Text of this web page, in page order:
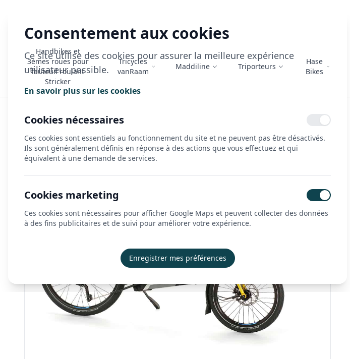
Handbikes et
3èmes roues pour
fauteuil roulant
Stricker
Tricycles
vanRaam
Maddiline Triporteurs
Hase
Bikes
Consentement aux cookies
Ce site utilise des cookies pour assurer la meilleure expérience
utilisateur possible.
En savoir plus sur les cookies
Cookies nécessaires
Ces cookies sont essentiels au fonctionnement du site et ne peuvent pas être désactivés.
Ils sont généralement définis en réponse à des actions que vous effectuez et qui
équivalent à une demande de services.
Cookies marketing
Ces cookies sont nécessaires pour afficher Google Maps et peuvent collecter des données
à des fins publicitaires et de suivi pour améliorer votre expérience.
Enregistrer mes préférences